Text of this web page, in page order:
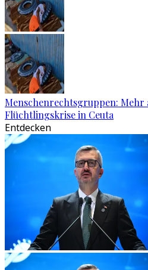
Menschenrechtsgruppen: Mehr
Flüchtlingskrise in Ceuta
Entdecken